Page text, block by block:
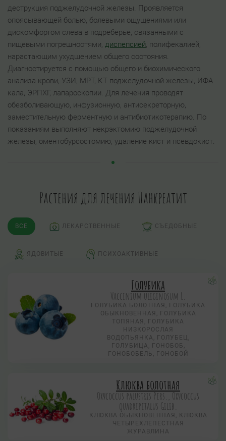
деструкция поджелудочной железы. Проявляется
опоясывающей болью, болевыми ощущениями или
дискомфортом слева в подреберье, связанными с
пищевыми погрешностями, диспепсией, полифекалией,
нарастающим ухудшением общего состояния.
Диагностируется с помощью общего и биохимического
анализа крови, УЗИ, МРТ, КТ поджелудочной железы, ИФА
кала, ЭРПХГ, лапароскопии. Для лечения проводят
обезболивающую, инфузионную, антисекреторную,
заместительную ферментную и антибиотикотерапию. По
показаниям выполняют некрэктомию поджелудочной
железы, оментобурсостомию, удаление кист и псевдокист.
Растения для лечения Панкреатит
ВСЕ ЛЕКАРСТВЕННЫЕ СЪЕДОБНЫЕ
ЯДОВИТЫЕ ПСИХОАКТИВНЫЕ
Голубика
Vaccinium uliginosum L.
ГОЛУБИКА БОЛОТНАЯ, ГОЛУБИКА
ОБЫКНОВЕННАЯ, ГОЛУБИКА
ТОПЯНАЯ, ГОЛУБИКА
НИЗКОРОСЛАЯ
ВОДОПЬЯНКА, ГОЛУБЕЦ,
ГОЛУБИЦА, ГОНОБОБ,
ГОНОБОБЕЛЬ, ГОНОБОЙ
Клюква болотная
Охусоccus palustris Pers., Охусоccus
quadripetalus Gilib.
КЛЮКВА ОБЫКНОВЕННАЯ, КЛЮКВА
ЧЕТЫРЕХЛЕПЕСТНАЯ
ЖУРАВЛИНА